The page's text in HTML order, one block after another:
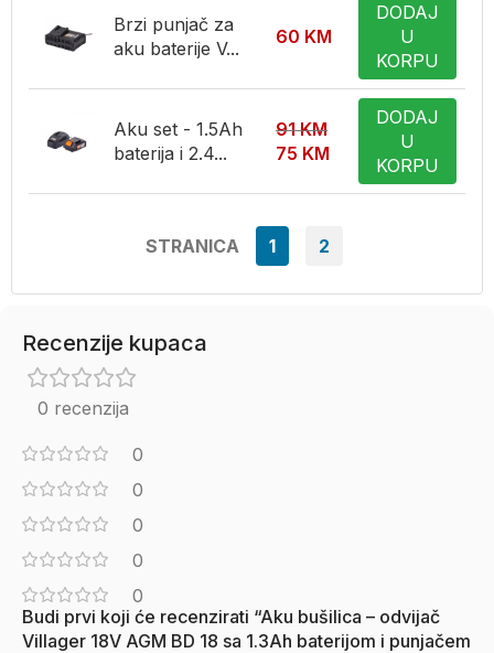
Brzi punjač za
aku baterije V...
60 KM
DODAJ
U
KORPU
Aku set - 1.5Ah
baterija i 2.4...
91KM
75 KM
DODAJ
U
KORPU
STRANICA 1 2
Recenzije kupaca
0 recenzija
0
0
0
0
0
Budi prvi koji će recenzirati “Aku bušilica – odvijač
Villager 18V AGM BD 18 sa 1.3Ah baterijom i punjačem